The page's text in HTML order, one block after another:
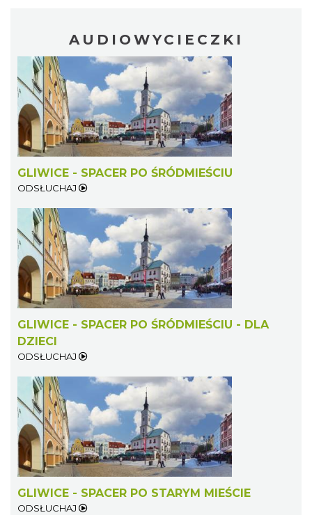
AUDIOWYCIECZKI
GLIWICE - SPACER PO ŚRÓDMIEŚCIU
ODSŁUCHAJ
GLIWICE - SPACER PO ŚRÓDMIEŚCIU - DLA
DZIECI
ODSŁUCHAJ
GLIWICE - SPACER PO STARYM MIEŚCIE
ODSŁUCHAJ